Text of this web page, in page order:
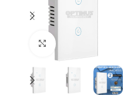
Click to enlarge